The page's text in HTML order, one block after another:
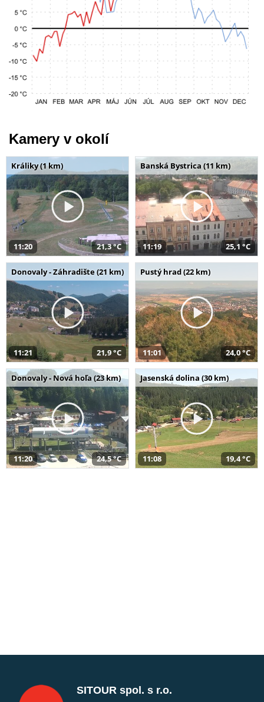
Kamery v okolí
Králiky (1 km)
11:20 21,3 °C
Banská Bystrica (11 km)
11:19 25,1 °C
Donovaly - Záhradište (21 km)
11:21 21,9 °C
Pustý hrad (22 km)
11:01 24,0 °C
Donovaly - Nová hoľa (23 km)
11:20 24,5 °C
Jasenská dolina (30 km)
11:08 19,4 °C
SITOUR spol. s r.o.